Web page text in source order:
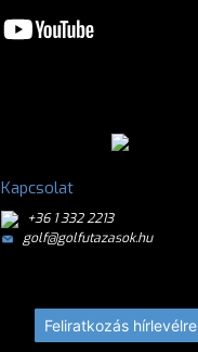
Kapcsolat
+36 1 332 2213
golf@golfutazasok.hu
Feliratkozás hírlevélre